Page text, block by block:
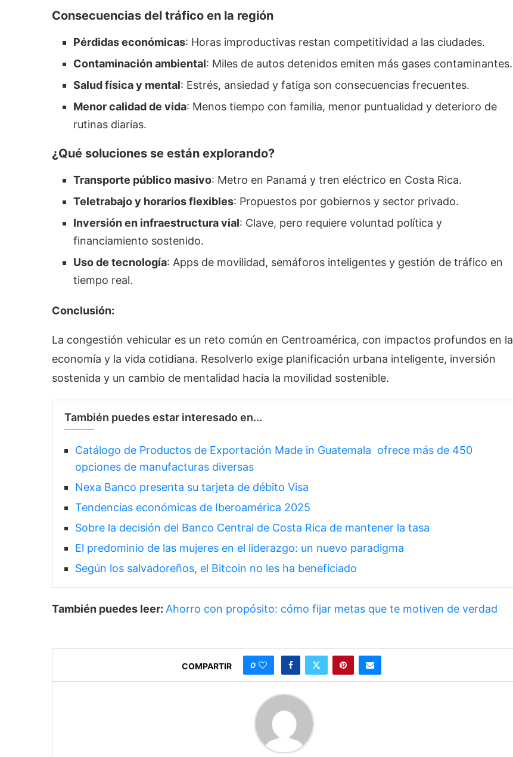
Consecuencias del tráfico en la región
Pérdidas económicas: Horas improductivas restan competitividad a las ciudades.
Contaminación ambiental: Miles de autos detenidos emiten más gases contaminantes.
Salud física y mental: Estrés, ansiedad y fatiga son consecuencias frecuentes.
Menor calidad de vida: Menos tiempo con familia, menor puntualidad y deterioro de
rutinas diarias.
¿Qué soluciones se están explorando?
Transporte público masivo: Metro en Panamá y tren eléctrico en Costa Rica.
Teletrabajo y horarios flexibles: Propuestos por gobiernos y sector privado.
Inversión en infraestructura vial: Clave, pero requiere voluntad política y
financiamiento sostenido.
Uso de tecnología: Apps de movilidad, semáforos inteligentes y gestión de tráfico en
tiempo real.
Conclusión:
La congestión vehicular es un reto común en Centroamérica, con impactos profundos en la
economía y la vida cotidiana. Resolverlo exige planificación urbana inteligente, inversión
sostenida y un cambio de mentalidad hacia la movilidad sostenible.
También puedes estar interesado en...
Catálogo de Productos de Exportación Made in Guatemala ofrece más de 450
opciones de manufacturas diversas
Nexa Banco presenta su tarjeta de débito Visa
Tendencias económicas de Iberoamérica 2025
Sobre la decisión del Banco Central de Costa Rica de mantener la tasa
El predominio de las mujeres en el liderazgo: un nuevo paradigma
Según los salvadoreños, el Bitcoin no les ha beneficiado
También puedes leer: Ahorro con propósito: cómo fijar metas que te motiven de verdad
COMPARTIR 0